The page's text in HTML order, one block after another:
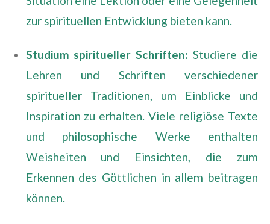
zur spirituellen Entwicklung bieten kann.
Studium spiritueller Schriften: Studiere die
Lehren und Schriften verschiedener
spiritueller Traditionen, um Einblicke und
Inspiration zu erhalten. Viele religiöse Texte
und philosophische Werke enthalten
Weisheiten und Einsichten, die zum
Erkennen des Göttlichen in allem beitragen
können.